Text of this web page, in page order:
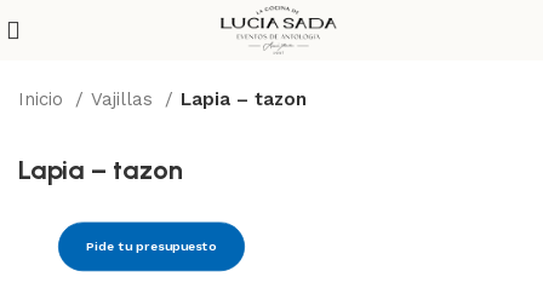
Inicio Vajillas Lapia – tazon
Lapia – tazon
Pide tu presupuesto